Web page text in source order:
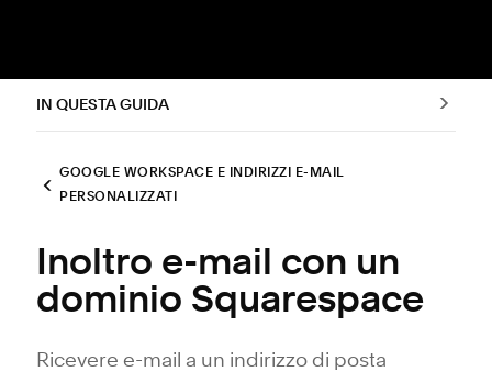
IN QUESTA GUIDA
GOOGLE WORKSPACE E INDIRIZZI E-MAIL
PERSONALIZZATI
Inoltro e-mail con un
dominio Squarespace
Ricevere e-mail a un indirizzo di posta